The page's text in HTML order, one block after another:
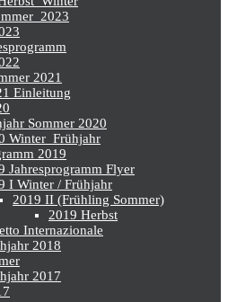
2021
Einleitung
Sommer 2020
Winter_Frühjahr
2019
Jahresprogramm Flyer
I Winter / Frühjahr
2019 II (Frühling Sommer)
2019 Herbst
Internazionale
2018
2017